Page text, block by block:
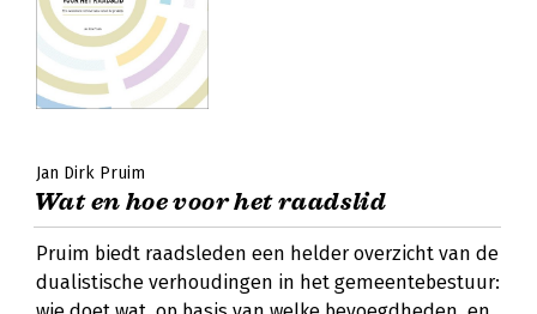
Jan Dirk Pruim
Wat en hoe voor het raadslid
Pruim biedt raadsleden een helder overzicht van de
dualistische verhoudingen in het gemeentebestuur: